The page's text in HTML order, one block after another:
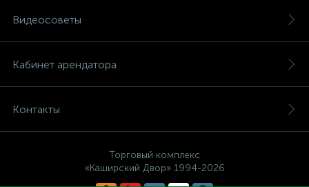
Видеосоветы
Кабинет арендатора
Контакты
Торговый комплекс
«Каширский Двор» 1994-2026